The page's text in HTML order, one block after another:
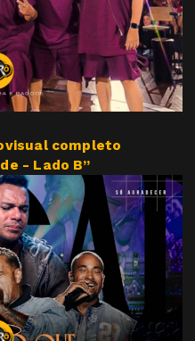
completo
- Lado B”